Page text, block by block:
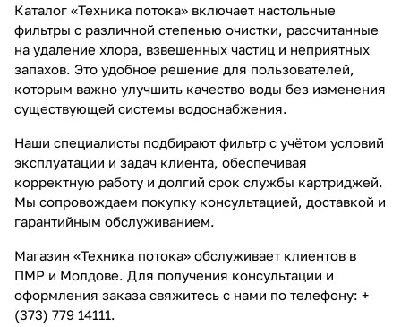
Каталог «Техника потока» включает настольные
фильтры с различной степенью очистки, рассчитанные
на удаление хлора, взвешенных частиц и неприятных
запахов. Это удобное решение для пользователей,
которым важно улучшить качество воды без изменения
существующей системы водоснабжения.
Наши специалисты подбирают фильтр с учётом условий
эксплуатации и задач клиента, обеспечивая
корректную работу и долгий срок службы картриджей.
Мы сопровождаем покупку консультацией, доставкой и
гарантийным обслуживанием.
Магазин «Техника потока» обслуживает клиентов в
ПМР и Молдове. Для получения консультации и
оформления заказа свяжитесь с нами по телефону: +
(373) 779 14111.